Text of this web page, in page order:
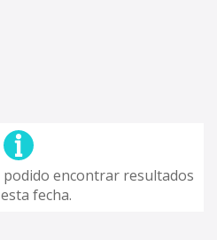
encontrar resultados
fecha.